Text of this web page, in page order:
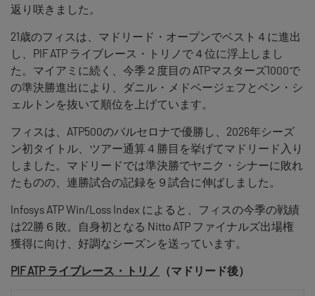
返り咲きました。
21歳のフィスは、マドリード・オープンでベスト４に進出
し、PIF ATP ライブレース・トリノで４位に浮上しまし
た。マイアミに続く、今季２度目の ATPマスターズ1000で
の準決勝進出により、ダニル・メドベージェフとベン・シ
ェルトンを抜いて順位を上げています。
フィスは、ATP500のバルセロナで優勝し、2026年シーズ
ン初タイトル、ツアー通算４勝目を挙げてマドリード入り
しました。マドリードでは準決勝でヤニク・シナーに敗れ
たものの、連勝試合の記録を９試合に伸ばしました。
Infosys ATP Win/Loss Index によると、フィスの今季の戦績
は22勝６敗。自身初となる Nitto ATP ファイナルズ出場権
獲得に向け、好調なシーズンを送っています。
PIF ATP ライブレース・トリノ （マドリード後）